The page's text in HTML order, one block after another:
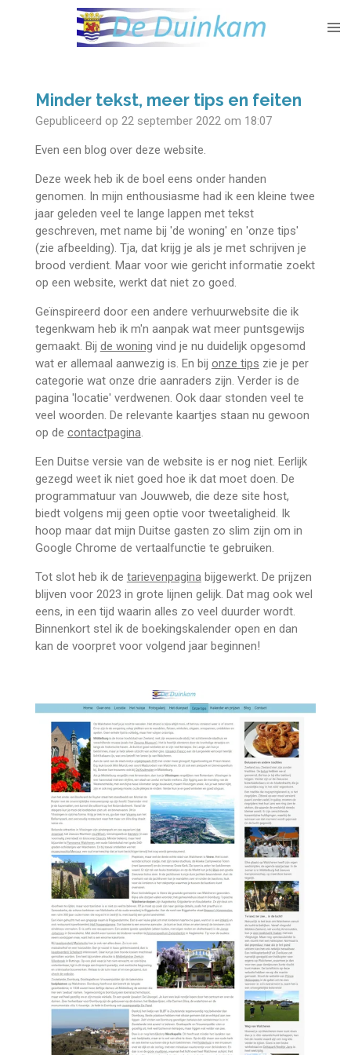
Minder tekst, meer tips en feiten
Gepubliceerd op 22 september 2022 om 18:07
Even een blog over deze website.
Deze week heb ik de boel eens onder handen
genomen. In mijn enthousiasme had ik een kleine twee
jaar geleden veel te lange lappen met tekst
geschreven, met name bij 'de woning' en 'onze tips'
(zie afbeelding). Tja, dat krijg je als je met schrijven je
brood verdient. Maar voor wie gericht informatie zoekt
op een website, werkt dat niet zo goed.
Geïnspireerd door een andere verhuurwebsite die ik
tegenkwam heb ik m'n aanpak wat meer puntsgewijs
gemaakt. Bij de woning vind je nu duidelijk opgesomd
wat er allemaal aanwezig is. En bij onze tips zie je per
categorie wat onze drie aanraders zijn. Verder is de
pagina 'locatie' verdwenen. Ook daar stonden veel te
veel woorden. De relevante kaartjes staan nu gewoon
op de contactpagina.
Een Duitse versie van de website is er nog niet. Eerlijk
gezegd weet ik niet goed hoe ik dat moet doen. De
programmatuur van Jouwweb, die deze site host,
biedt volgens mij geen optie voor tweetaligheid. Ik
hoop maar dat mijn Duitse gasten zo slim zijn om in
Google Chrome de vertaalfunctie te gebruiken.
Tot slot heb ik de tarievenpaginabijgewerkt. De prijzen
blijven voor 2023 in grote lijnen gelijk. Dat mag ook wel
eens, in een tijd waarin alles zo veel duurder wordt.
Binnenkort stel ik de boekingskalender open en dan
kan de voorpret voor volgend jaar beginnen!